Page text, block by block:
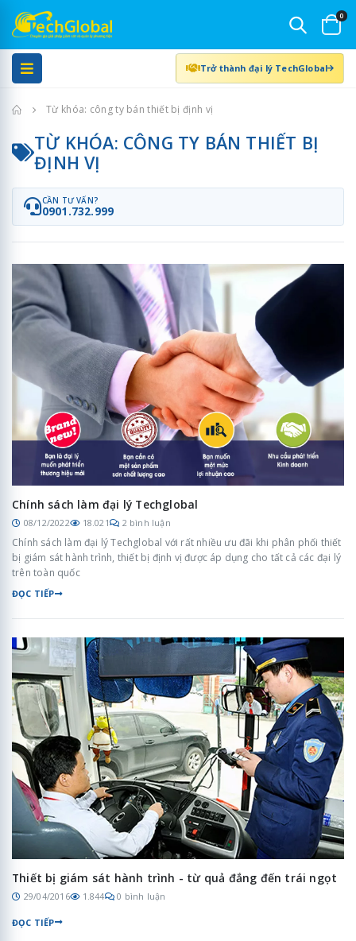
0
Trở thành đại lý TechGlobal
Trang chủTừ khóa: công ty bán thiết bị định vị
TỪ KHÓA: CÔNG TY BÁN THIẾT BỊ
ĐỊNH VỊ
CẦN TƯ VẤN?
0901.732.999
Chính sách làm đại lý Techglobal
08/12/2022 18.021 2 bình luận
Chính sách làm đại lý Techglobal với rất nhiều ưu đãi khi phân phối thiết
bị giám sát hành trình, thiết bị định vị được áp dụng cho tất cả các đại lý
trên toàn quốc
ĐỌC TIẾP
Thiết bị giám sát hành trình - từ quả đắng đến trái ngọt
29/04/2016 1.844 0 bình luận
ĐỌC TIẾP